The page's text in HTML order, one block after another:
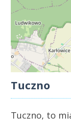
Tuczno
Tuczno, to